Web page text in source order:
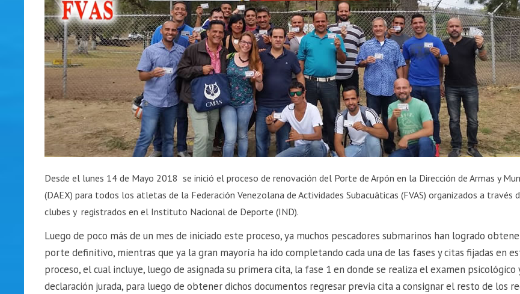
Desde el lunes 14 de Mayo 2018 se inició el proceso de renovación del Porte de Arpón en la Dirección de Armas y
(DAEX) para todos los atletas de la Federación Venezolana de Actividades Subacuáticas (FVAS) organizados a través
clubes y registrados en el Instituto Nacional de Deporte (IND).
Luego de poco más de un mes de iniciado este proceso, ya muchos pescadores submarinos han logrado
porte definitivo, mientras que ya la gran mayoría ha ido completando cada una de las fases y citas fijadas en
proceso, el cual incluye, luego de asignada su primera cita, la fase 1 en donde se realiza el examen psicológico
declaración jurada, para luego de obtener dichos documentos regresar previa cita a consignar el resto de los